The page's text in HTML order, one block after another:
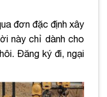
đơn đặc định xây
này chỉ dành cho
Đăng ký đi, ngại